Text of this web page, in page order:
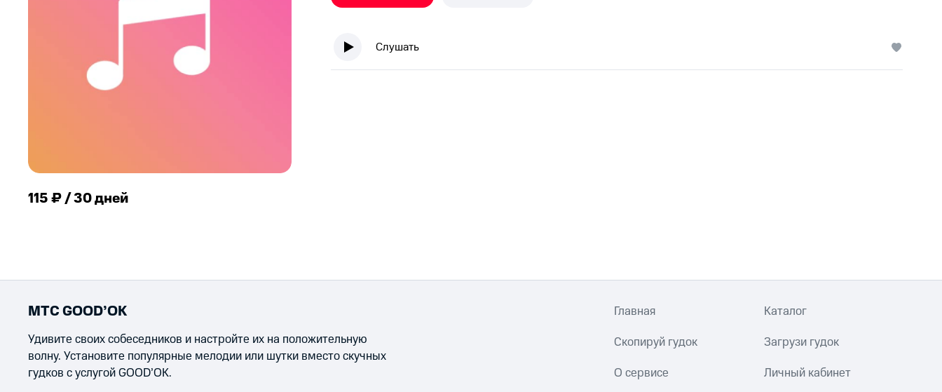
115 ₽ / 30 дней
Слушать
МТС GOOD’OK
Удивите своих собеседников и настройте их на положительную
волну. Установите популярные мелодии или шутки вместо скучных
гудков с услугой GOOD’OK.
Главная Каталог
Скопируй гудок Загрузи гудок
О сервисе Личный кабинет